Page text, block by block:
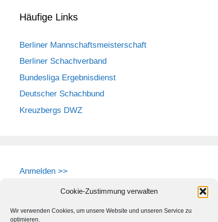
Cookie-Zustimmung verwalten
Wir verwenden Cookies, um unsere Website und unseren Service zu
optimieren.
Häufige Links
Berliner Mannschaftsmeisterschaft
Berliner Schachverband
Bundesliga Ergebnisdienst
Deutscher Schachbund
Kreuzbergs DWZ
Anmelden >>